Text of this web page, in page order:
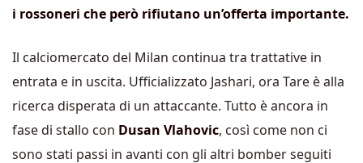
i rossoneri che però rifiutano un’offerta importante.
Il calciomercato del Milan continua tra trattative in
entrata e in uscita. Ufficializzato Jashari, ora Tare è alla
ricerca disperata di un attaccante. Tutto è ancora in
fase di stallo con Dusan Vlahovic, così come non ci
sono stati passi in avanti con gli altri bomber seguiti